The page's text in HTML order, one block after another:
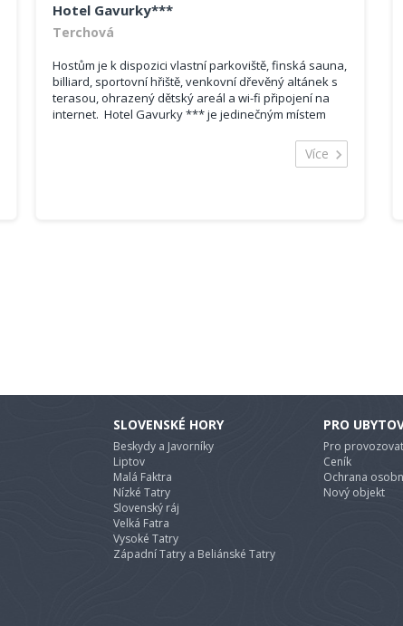
Hotel Gavurky***
Terchová
Hostům je k dispozici vlastní parkoviště, finská sauna,
billiard, sportovní hřiště, venkovní dřevěný altánek s
terasou, ohrazený dětský areál a wi-fi připojení na
internet. Hotel Gavurky *** je jedinečným místem
Více
SLOVENSKÉ HORY
Beskydy a Javorníky
Liptov
Malá Faktra
Nízké Tatry
Slovenský ráj
Velká Fatra
Vysoké Tatry
Západní Tatry a Beliánské Tatry
PRO
Pro
Ceník
Ochrana
Nový objekt